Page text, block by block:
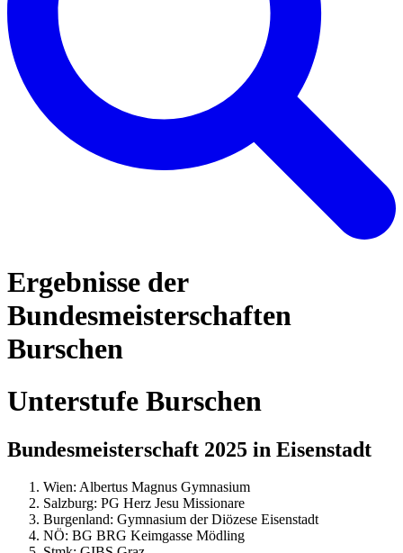
Ergebnisse der
Bundesmeisterschaften
Burschen
Unterstufe Burschen
Bundesmeisterschaft 2025 in Eisenstadt
Wien: Albertus Magnus Gymnasium
Salzburg: PG Herz Jesu Missionare
Burgenland: Gymnasium der Diözese Eisenstadt
NÖ: BG BRG Keimgasse Mödling